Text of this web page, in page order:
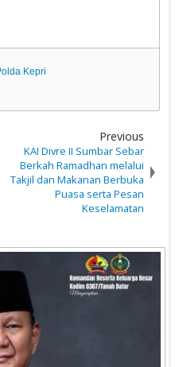
Kepri
Previous
KAI Divre II Sumbar Sebar
Berkah Ramadhan melalui
Takjil dan Makanan Berbuka
Puasa serta Pesan
Keselamatan